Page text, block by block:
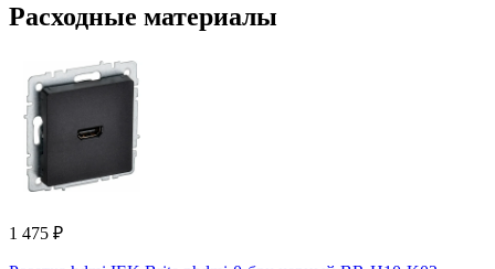
Расходные материалы
1 475 ₽